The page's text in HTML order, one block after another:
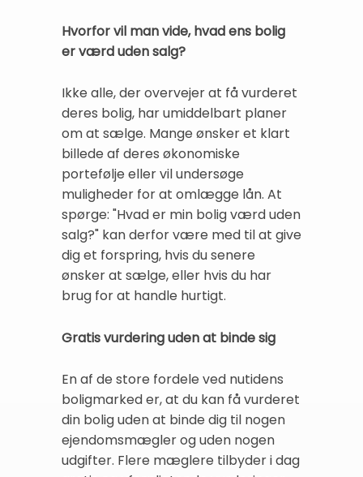
Hvorfor vil man vide, hvad ens bolig
er værd uden salg?
Ikke alle, der overvejer at få vurderet
deres bolig, har umiddelbart planer
om at sælge. Mange ønsker et klart
billede af deres økonomiske
portefølje eller vil undersøge
muligheder for at omlægge lån. At
spørge: "Hvad er min bolig værd uden
salg?" kan derfor være med til at give
dig et forspring, hvis du senere
ønsker at sælge, eller hvis du har
brug for at handle hurtigt.
Gratis vurdering uden at binde sig
En af de store fordele ved nutidens
boligmarked er, at du kan få vurderet
din bolig uden at binde dig til nogen
ejendomsmægler og uden nogen
udgifter. Flere mæglere tilbyder i dag